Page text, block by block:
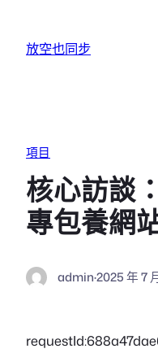
放空也同步
項目
核心訪談
專包養網
admin·2025 年 7